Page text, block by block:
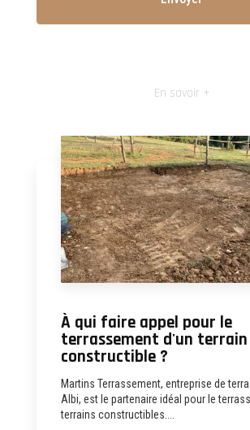
En savoir +
À qui faire appel pour le
terrassement d'un terrain
constructible ?
Martins Terrassement, entreprise de
Albi, est le partenaire idéal pour le
terrains constructibles....